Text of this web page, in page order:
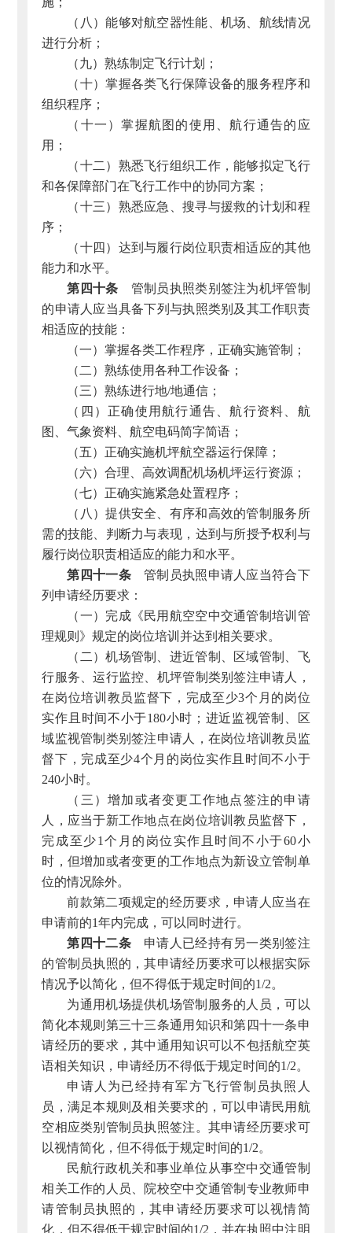
（八）能够对航空器性能、机场、航线情况
进行分析；
（九）熟练制定飞行计划；
（十）掌握各类飞行保障设备的服务程序和
组织程序；
（十一）掌握航图的使用、航行通告的应
用；
（十二）熟悉飞行组织工作，能够拟定飞行
和各保障部门在飞行工作中的协同方案；
（十三）熟悉应急、搜寻与援救的计划和程
序；
（十四）达到与履行岗位职责相适应的其他
能力和水平。
第四十条 管制员执照类别签注为机坪管制
的申请人应当具备下列与执照类别及其工作职责
相适应的技能：
（一）掌握各类工作程序，正确实施管制；
（二）熟练使用各种工作设备；
（三）熟练进行地/地通信；
（四）正确使用航行通告、航行资料、航
图、气象资料、航空电码简字简语；
（五）正确实施机坪航空器运行保障；
（六）合理、高效调配机场机坪运行资源；
（七）正确实施紧急处置程序；
（八）提供安全、有序和高效的管制服务所
需的技能、判断力与表现，达到与所授予权利与
履行岗位职责相适应的能力和水平。
第四十一条管制员执照申请人应当符合下
列申请经历要求：
（一）完成《民用航空空中交通管制培训管
理规则》规定的岗位培训并达到相关要求。
（二）机场管制、进近管制、区域管制、飞
行服务、运行监控、机坪管制类别签注申请人，
在岗位培训教员监督下，完成至少3个月的岗位
实作且时间不小于180小时；进近监视管制、区
域监视管制类别签注申请人，在岗位培训教员监
督下，完成至少4个月的岗位实作且时间不小于
240小时。
（三）增加或者变更工作地点签注的申请
人，应当于新工作地点在岗位培训教员监督下，
完成至少1个月的岗位实作且时间不小于60小
时，但增加或者变更的工作地点为新设立管制单
位的情况除外。
前款第二项规定的经历要求，申请人应当在
申请前的1年内完成，可以同时进行。
第四十二条申请人已经持有另一类别签注
的管制员执照的，其申请经历要求可以根据实际
情况予以简化，但不得低于规定时间的1/2。
为通用机场提供机场管制服务的人员，可以
简化本规则第三十三条通用知识和第四十一条申
请经历的要求，其中通用知识可以不包括航空英
语相关知识，申请经历不得低于规定时间的1/2。
申请人为已经持有军方飞行管制员执照人
员，满足本规则及相关要求的，可以申请民用航
空相应类别管制员执照签注。其申请经历要求可
以视情简化，但不得低于规定时间的1/2。
民航行政机关和事业单位从事空中交通管制
相关工作的人员、院校空中交通管制专业教师申
请管制员执照的，其申请经历要求可以视情简
化，但不得低于规定时间的1/2，并在执照中注明